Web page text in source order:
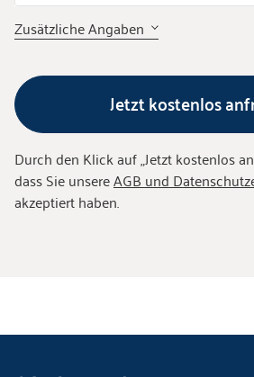
Zusätzliche Angaben
Jetzt kostenlos
Durch den Klick auf „Jetzt kostenlos
dass Sie unsereAGB und
akzeptiert haben.